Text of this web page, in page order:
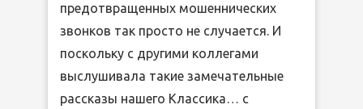
предотвращенных мошеннических
звонков так просто не случается. И
поскольку с другими коллегами
выслушивала такие замечательные
рассказы нашего Классика… с